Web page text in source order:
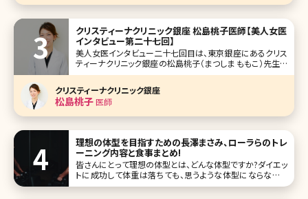
クリスティーナクリニック銀座 松島桃子医師【美人女医
インタビュー第二十七回】
美人女医インタビュー二十七回目は、東京銀座にあるクリス
ティーナクリニック銀座の松島桃子（まつしま ももこ）先生で
す。 2018年6月オープンのクリニックの院長に就任された松
島先生は、元々は総合病院で麻酔を担当されていました。あ
るとき、ご自身も美容医療を経験したことがきっかけで、その
虜になり、麻酔科
クリスティーナクリニック銀座
松島桃子医師
理想の体型を目指すための長澤まさみ、ローラらのトレ
ーニング内容と食事まとめ!
皆さんにとって理想の体型とは、どんな体型ですか?ダイエッ
トに成功して体重は落ちても、思うような体型にならなかっ
た……という経験のある方も多いのではないでしょうか。体重